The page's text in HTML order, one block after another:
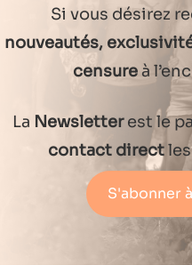
Si vous désirez
nouveautés,
censureà
La Newsletterest le
contact direct
S'abonner